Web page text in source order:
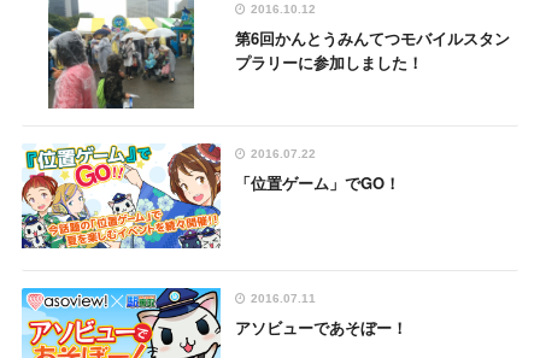
2016.10.12
第6回かんとうみんてつモバイルスタン
プラリーに参加しました！
2016.07.22
「位置ゲーム」でGO！
2016.07.11
アソビューであそぼー！